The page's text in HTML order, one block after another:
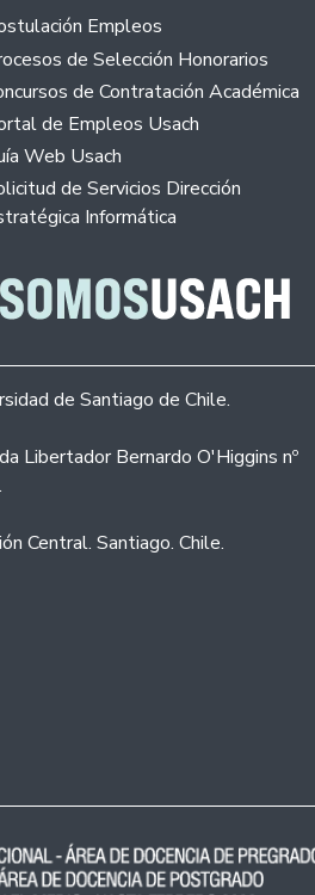
Empleos
de Selección Honorarios
de Contratación Académica
de Empleos Usach
Web Usach
de Servicios Dirección
Informática
de Santiago de Chile.
Libertador Bernardo O'Higgins nº
Central. Santiago. Chile.